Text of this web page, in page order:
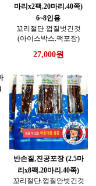
마리x2팩.20마리.40쪽)
6~8인용
꼬리절단.껍질벗긴것
(아이스박스.팩포장)
27,000원
반손질,진공포장 (2.5마
리x8팩.20마리.40쪽)
꼬리절단.껍질안벗긴것